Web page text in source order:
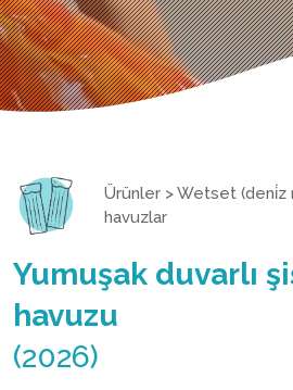
Ürünler >Wetset (deni̇z
havuzlar
Yumuşak duvarlı
havuzu
(2026)